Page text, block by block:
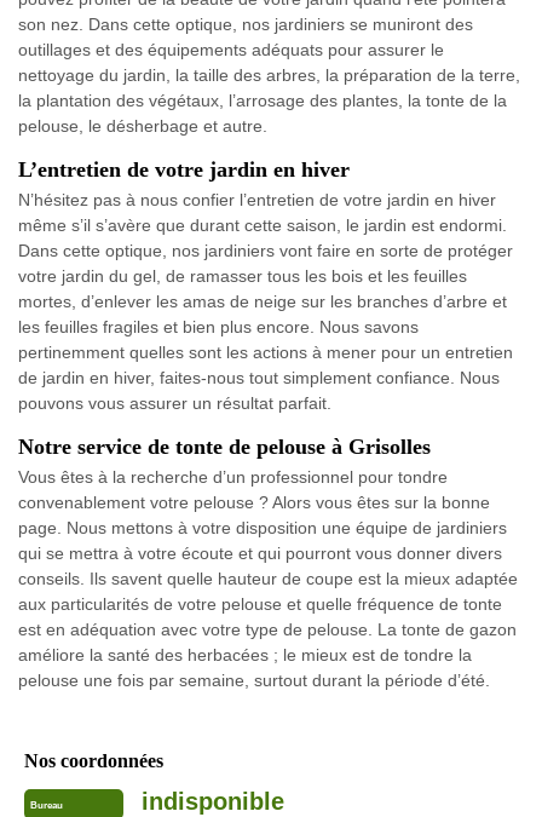
son nez. Dans cette optique, nos jardiniers se muniront des
outillages et des équipements adéquats pour assurer le
nettoyage du jardin, la taille des arbres, la préparation de la terre,
la plantation des végétaux, l’arrosage des plantes, la tonte de la
pelouse, le désherbage et autre.
L’entretien de votre jardin en hiver
N’hésitez pas à nous confier l’entretien de votre jardin en hiver
même s’il s’avère que durant cette saison, le jardin est endormi.
Dans cette optique, nos jardiniers vont faire en sorte de protéger
votre jardin du gel, de ramasser tous les bois et les feuilles
mortes, d’enlever les amas de neige sur les branches d’arbre et
les feuilles fragiles et bien plus encore. Nous savons
pertinemment quelles sont les actions à mener pour un entretien
de jardin en hiver, faites-nous tout simplement confiance. Nous
pouvons vous assurer un résultat parfait.
Notre service de tonte de pelouse à Grisolles
Vous êtes à la recherche d’un professionnel pour tondre
convenablement votre pelouse ? Alors vous êtes sur la bonne
page. Nous mettons à votre disposition une équipe de jardiniers
qui se mettra à votre écoute et qui pourront vous donner divers
conseils. Ils savent quelle hauteur de coupe est la mieux adaptée
aux particularités de votre pelouse et quelle fréquence de tonte
est en adéquation avec votre type de pelouse. La tonte de gazon
améliore la santé des herbacées ; le mieux est de tondre la
pelouse une fois par semaine, surtout durant la période d’été.
Nos coordonnées
Bureau indisponible